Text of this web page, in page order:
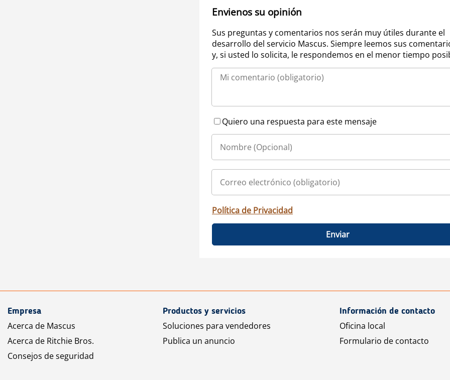
Envienos su opinión
Sus preguntas y comentarios nos serán muy útiles durante el
desarrollo del servicio Mascus. Siempre leemos sus
y, si usted lo solicita, le respondemos en el menor tiempo
Quiero una respuesta para este mensaje
Política de Privacidad
Enviar
Empresa
Acerca de Mascus
Acerca de Ritchie Bros.
Consejos de seguridad
Productos y servicios
Soluciones para vendedores
Publica un anuncio
Información de contacto
Oficina local
Formulario de contacto